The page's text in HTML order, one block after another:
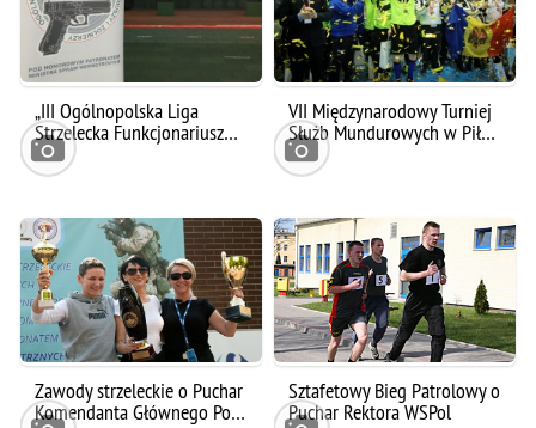
„III Ogólnopolska Liga
Strzelecka Funkcjonariusz…
VII Międzynarodowy Turniej
Służb Mundurowych w Pił…
Zawody strzeleckie o Puchar
Komendanta Głównego Po…
Sztafetowy Bieg Patrolowy o
Puchar Rektora WSPol